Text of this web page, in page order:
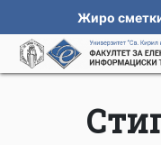
Жиро